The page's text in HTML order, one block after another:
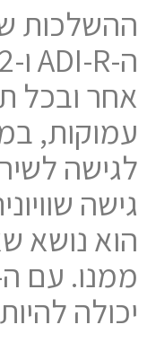
ההשלכות
אחר ובכל
עמוקות,
לגישה
גישה
הוא נושא
יכולה